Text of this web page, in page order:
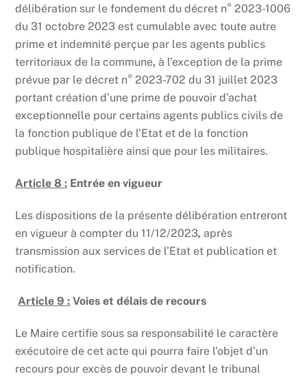
délibération sur le fondement du décret n° 2023-1006
du 31 octobre 2023 est cumulable avec toute autre
prime et indemnité perçue par les agents publics
territoriaux de la commune, à l’exception de la prime
prévue par le décret n° 2023-702 du 31 juillet 2023
portant création d’une prime de pouvoir d’achat
exceptionnelle pour certains agents publics civils de
la fonction publique de l’Etat et de la fonction
publique hospitalière ainsi que pour les militaires.
Article 8 : Entrée en vigueur
Les dispositions de la présente délibération entreront
en vigueur à compter du 11/12/2023, après
transmission aux services de l’Etat et publication et
notification.
Article 9 : Voies et délais de recours
Le Maire certifie sous sa responsabilité le caractère
exécutoire de cet acte qui pourra faire l’objet d’un
recours pour excès de pouvoir devant le tribunal